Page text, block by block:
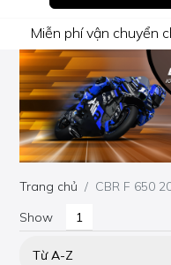
Miễn phí vận chuyển
Trang chủ
CBR F 650
Show